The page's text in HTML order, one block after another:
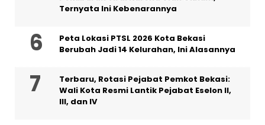
Ternyata Ini Kebenarannya
Peta Lokasi PTSL 2026 Kota Bekasi
Berubah Jadi 14 Kelurahan, Ini Alasannya
‎Terbaru, Rotasi Pejabat Pemkot Bekasi:
Wali Kota Resmi Lantik Pejabat Eselon II,
III, dan IV ‎